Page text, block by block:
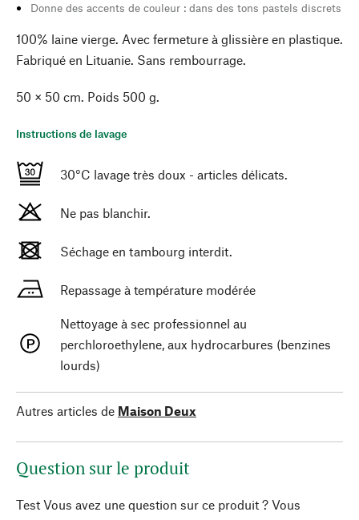
Donne des accents de couleur : dans des tons pastels discrets
100% laine vierge. Avec fermeture à glissière en plastique.
Fabriqué en Lituanie. Sans rembourrage.
50 × 50 cm. Poids 500 g.
Instructions de lavage
30°C lavage très doux - articles délicats.
Ne pas blanchir.
Séchage en tambourg interdit.
Repassage à température modérée
Nettoyage à sec professionnel au
perchloroethylene, aux hydrocarbures (benzines
lourds)
Autres articles de Maison Deux
Question sur le produit
Test Vous avez une question sur ce produit ? Vous